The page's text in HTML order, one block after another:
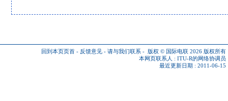
回到本页页首 - 反馈意见 - 请与我们联系 - 版权 © 国际电联 2026 版权所有
本网页联系人 : ITU-R的网络协调员
最近更新日期 : 2011-06-15